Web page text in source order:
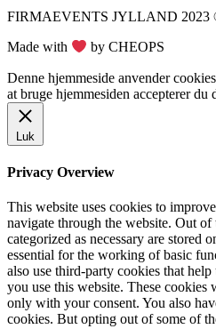
FIRMAEVENTS JYLLAND 2023
Made with
by CHEOPS
Denne hjemmeside anvender
at bruge hjemmesiden accepterer du
Luk
Privacy Overview
This website uses cookies to
navigate through the website. Out of
categorized as necessary are stored
essential for the working of basic
also use third-party cookies that
you use this website. These
only with your consent. You also
cookies. But opting out of some of